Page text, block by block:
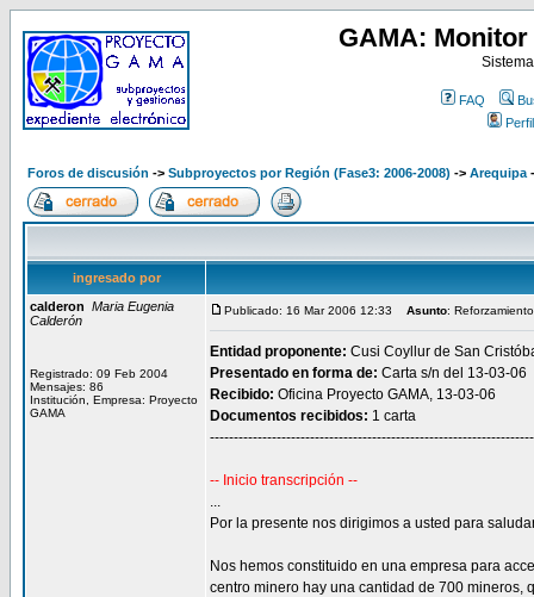
GAMA:
FAQ
Perfil
Foros de discusión -> Subproyectos por Región (Fase3: 2006-2008) -> Arequipa
ingresado por
calderon Maria Eugenia
Calderón
Registrado: 09 Feb 2004
Mensajes: 86
Institución, Empresa: Proyecto
GAMA
Publicado: 16 Mar 2006 12:33 Asunto:
Entidad proponente: Cusi Coyllur de San
Presentado en forma de: Carta s/n del 13-03-06
Recibido: Oficina Proyecto GAMA, 13-03-06
Documentos recibidos: 1 carta
-- Inicio transcripción --
...
Por la presente nos dirigimos a usted para
Nos hemos constituido en una empresa para
centro minero hay una cantidad de 700 mineros,